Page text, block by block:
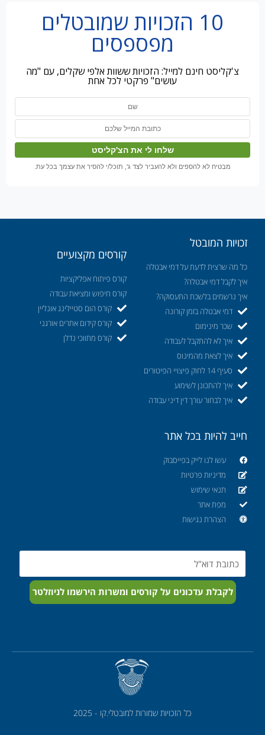
10 הזכויות שמובטלים
מפספסים
צ'קליסט חינם למייל: הזכויות ששוות אלפי שקלים, עם "מה
עושים" פרקטי לכל אחת
מבטיח לא להספים ולא להעביר לצד ג', תוכל/י להסיר את עצמך בכל עת.
זכויות המובטל
כל מה שרצית לדעת על דמי אבטלה
איך לקבל דמי אבטלה?
איך נרשמים בלשכת התעסוקה?
דמי אבטלה בזמן קורונה
שכר מינימום
איך לא להתקבל לעבודה
איך לצאת מהמינוס
סעיף 14 לחוק פיצויי הפיטורים
איך להתכונן לשימוע
איך לבחור עורך דין דיני עבודה
קורסים מקצועיים
קורס פיתוח אפליקציות
קורס חיפוש ומציאת עבודה
קורס הום סטיילינג אונליין
קורס קידום אתרים אורגני
קורס מתווכי נדלן
חייב להיות בכל אתר
עשו לנו לייק בפייסבוק
מדיניות פרטיות
תנאי שימוש
מפת אתר
הצהרת נגישות
Email
לקבלת עדכונים על קורסים ומשרות הירשמו לניוזלטר
כל הזכויות שמורות למובטלי.קו - 2025